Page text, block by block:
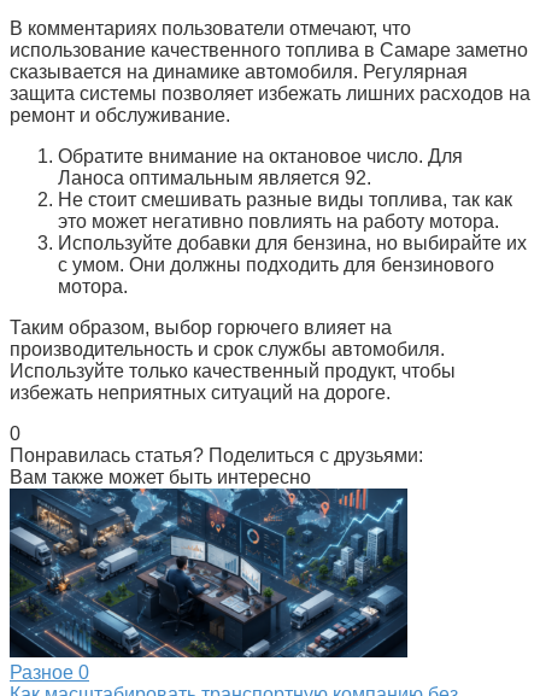
В комментариях пользователи отмечают, что
использование качественного топлива в Самаре заметно
сказывается на динамике автомобиля. Регулярная
защита системы позволяет избежать лишних расходов на
ремонт и обслуживание.
Обратите внимание на октановое число. Для
Ланоса оптимальным является 92.
Не стоит смешивать разные виды топлива, так как
это может негативно повлиять на работу мотора.
Используйте добавки для бензина, но выбирайте их
с умом. Они должны подходить для бензинового
мотора.
Таким образом, выбор горючего влияет на
производительность и срок службы автомобиля.
Используйте только качественный продукт, чтобы
избежать неприятных ситуаций на дороге.
0
Понравилась статья? Поделиться с друзьями:
Вам также может быть интересно
Разное 0